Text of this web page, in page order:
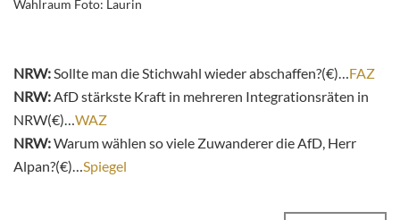
Wahlraum Foto: Laurin
NRW:Sollte man die Stichwahl wieder abschaffen?(€)…FAZ
NRW:AfD stärkste Kraft in mehreren Integrationsräten in
NRW(€)…WAZ
NRW:Warum wählen so viele Zuwanderer die AfD, Herr
Alpan?(€)…Spiegel